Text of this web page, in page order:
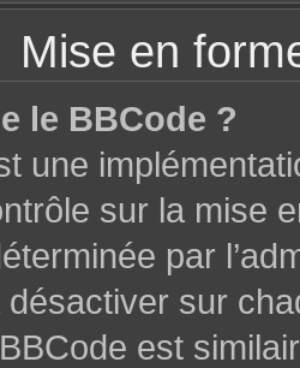
Mise en
le BBCode ?
une
sur la mise
par
désactiver sur
est